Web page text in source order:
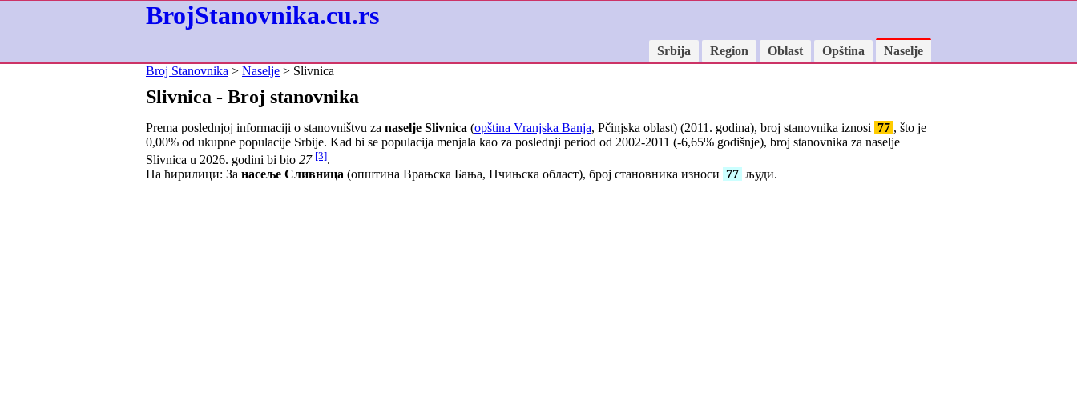
BrojStanovnika.cu.rs
Srbija Region Oblast Opština
Naselje
Broj Stanovnika > Naselje > Slivnica
Slivnica - Broj stanovnika
Prema poslednjoj informaciji o stanovništvu za naselje Slivnica (opština Vranjska Banja, Pčinjska oblast) (2011. godina), broj stanovnika iznosi 77 , što je
0,00% od ukupne populacije Srbije. Kad bi se populacija menjala kao za poslednji period od 2002-2011 (-6,65% godišnje), broj stanovnika za naselje
Slivnica u 2026. godini bi bio 27 [3].
На ћирилици: За насеље Сливница (општина Врањска Бања, Пчињска област), број становника износи 77 људи.